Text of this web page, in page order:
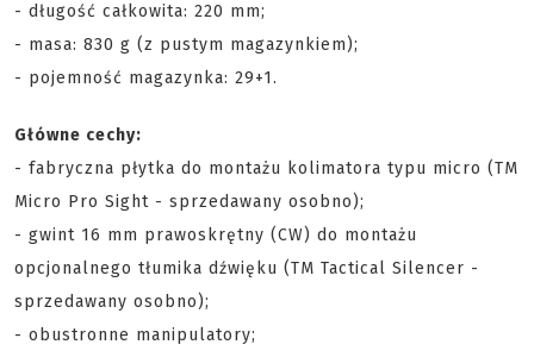
- długość całkowita: 220 mm;
- masa: 830 g (z pustym magazynkiem);
- pojemność magazynka: 29+1.
Główne cechy:
- fabryczna płytka do montażu kolimatora typu micro (TM
Micro Pro Sight - sprzedawany osobno);
- gwint 16 mm prawoskrętny (CW) do montażu
opcjonalnego tłumika dźwięku (TM Tactical Silencer -
sprzedawany osobno);
- obustronne manipulatory;